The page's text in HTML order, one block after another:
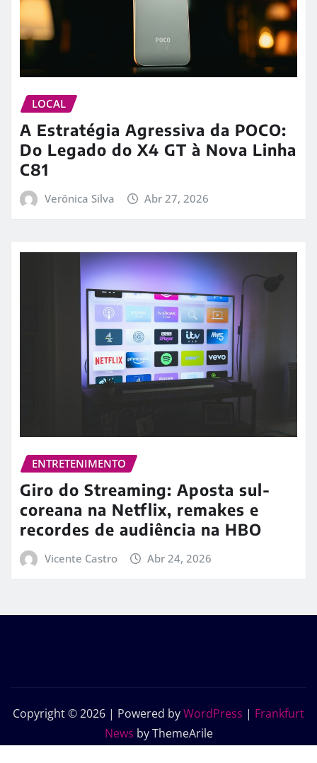
LOCAL
A Estratégia Agressiva da POCO:
Do Legado do X4 GT à Nova Linha
C81
Verônica Silva Abr 27, 2026
ENTRETENIMENTO
Giro do Streaming: Aposta sul-
coreana na Netflix, remakes e
recordes de audiência na HBO
Vicente Castro Abr 24, 2026
Copyright © 2026 | Powered byWordPress | Frankfurt
News by ThemeArile